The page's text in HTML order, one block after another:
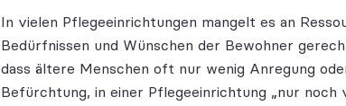
In vielen Pflegeeinrichtungen mangelt es an
Bedürfnissen und Wünschen der Bewohner
dass ältere Menschen oft nur wenig Anregung
Befürchtung, in einer Pflegeeinrichtung „nur noch